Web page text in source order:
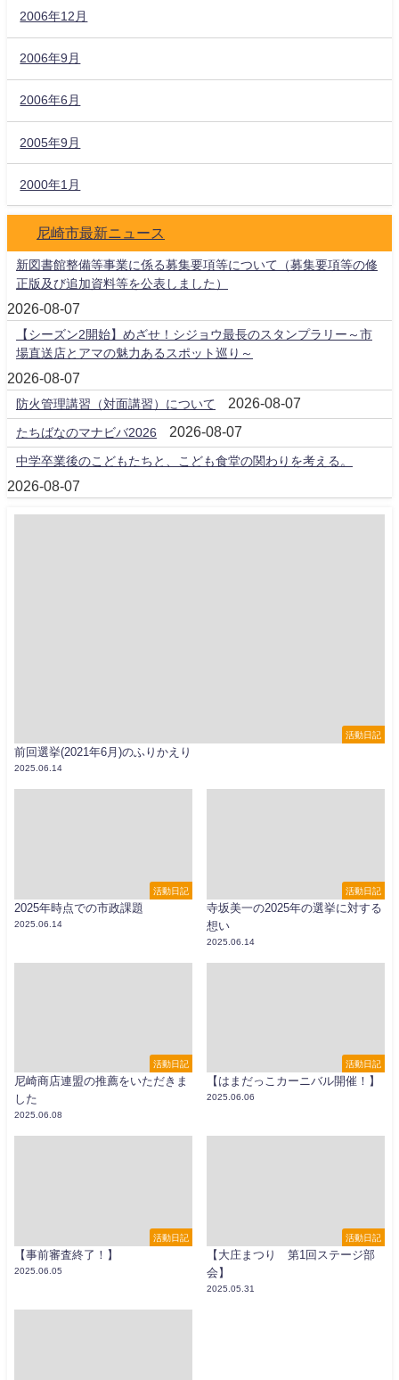
2006年12月
2006年9月
2006年6月
2005年9月
2000年1月
尼崎市最新ニュース
新図書館整備等事業に係る募集要項等について（募集要項等の修
正版及び追加資料等を公表しました）
2026-08-07
【シーズン2開始】めざせ！シジョウ最長のスタンプラリー～市
場直送店とアマの魅力あるスポット巡り～
2026-08-07
防火管理講習（対面講習）について 2026-08-07
たちばなのマナビバ2026 2026-08-07
中学卒業後のこどもたちと、こども食堂の関わりを考える。
2026-08-07
活動日記
前回選挙(2021年6月)のふりかえり
2025.06.14
活動日記
2025年時点での市政課題
2025.06.14
活動日記
寺坂美一の2025年の選挙に対する
想い
2025.06.14
活動日記
尼崎商店連盟の推薦をいただきま
した
2025.06.08
活動日記
【はまだっこカーニバル開催！】
2025.06.06
活動日記
【事前審査終了！】
2025.06.05
活動日記
【大庄まつり 第1回ステージ部
会】
2025.05.31